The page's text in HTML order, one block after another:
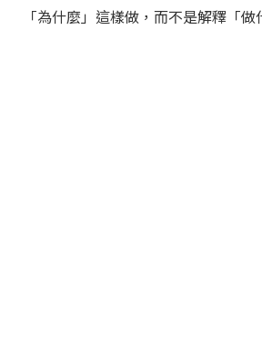
「為什麼」這樣做，而不是解釋「做